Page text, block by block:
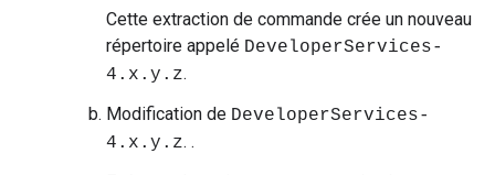
Cette extraction de commande crée un nouveau
répertoire appelé DeveloperServices-
4.x.y.z.
Modification de DeveloperServices-
4.x.y.z. .